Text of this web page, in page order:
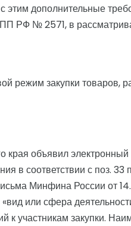
этим дополнительные
ПП РФ № 2571, в
режим закупки товаров,
края объявил
в соответствии с поз. 33
Минфина России от
или сфера
к участникам закупки.